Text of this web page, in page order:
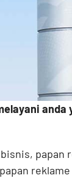
anda
papan